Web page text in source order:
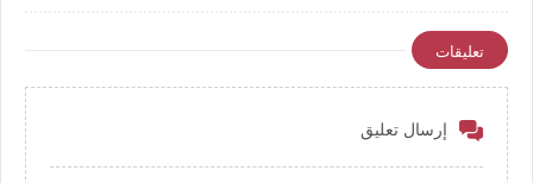
تعليقات
إرسال تعليق